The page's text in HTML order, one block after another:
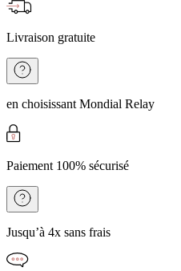
Livraison gratuite
en choisissant Mondial Relay
Paiement 100% sécurisé
Jusqu’à 4x sans frais